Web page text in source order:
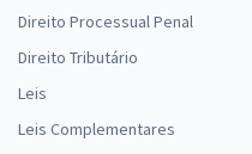
Direito Processual Penal
Direito Tributário
Leis
Leis Complementares